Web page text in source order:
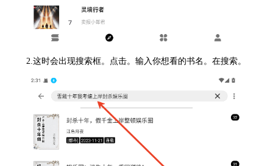
2.这时会出现搜索框。点击。输入你想看的书名。在搜索。